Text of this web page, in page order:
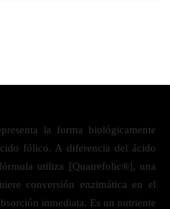
la forma biológicamente
fólico. A diferencia del ácido
utiliza [Quatrefolic®], una
conversión enzimática en el
inmediata. Es un nutriente